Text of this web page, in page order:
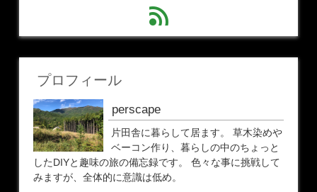
feed
プロフィール
perscape
片田舎に暮らして居ます。 草木染めや
ベーコン作り、暮らしの中のちょっと
したDIYと趣味の旅の備忘録です。 色々な事に挑戦して
みますが、全体的に意識は低め。